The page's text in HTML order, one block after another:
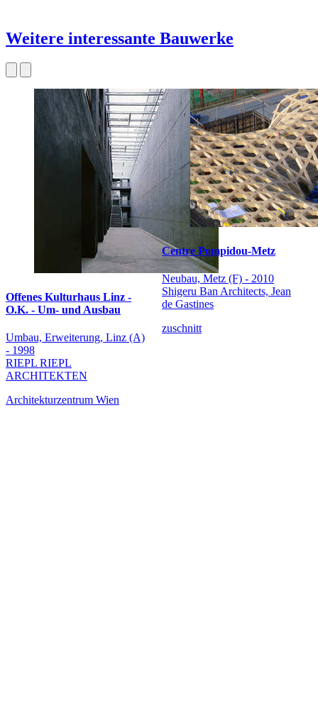
Weitere interessante Bauwerke
Offenes Kulturhaus Linz -
O.K. - Um- und Ausbau
Umbau, Erweiterung, Linz (A)
- 1998
RIEPL RIEPL
ARCHITEKTEN
Architekturzentrum Wien
Centre Pompidou-Metz
Neubau, Metz (F) - 2010
Shigeru Ban Architects, Jean
de Gastines
zuschnitt